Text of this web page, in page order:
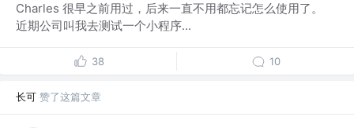
Charles 很早之前用过，后来一直不用都忘记怎么使用了。
近期公司叫我去测试一个小程序...
38 10
长可 赞了这篇文章